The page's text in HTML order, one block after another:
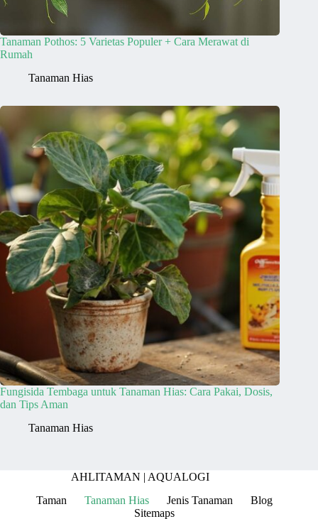
Tanaman Pothos: 5 Varietas Populer + Cara Merawat di
Rumah
Tanaman Hias
Fungisida Tembaga untuk Tanaman Hias: Cara Pakai, Dosis,
dan Tips Aman
Tanaman Hias
AHLITAMAN | AQUALOGI
Taman
Tanaman Hias Jenis Tanaman
Blog
Sitemaps